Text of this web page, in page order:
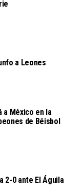
a Leones
a México en la
de Béisbol
2-0 ante El Águila